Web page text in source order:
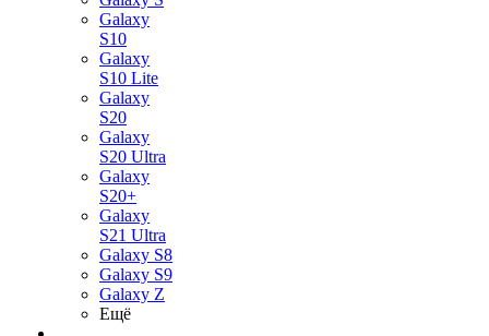
Galaxy
S10
Galaxy
S10 Lite
Galaxy
S20
Galaxy
S20 Ultra
Galaxy
S20+
Galaxy
S21 Ultra
Galaxy S8
Galaxy S9
Galaxy Z
Ещё